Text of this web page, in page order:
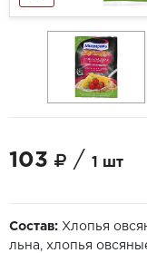
103 / 1 шт
Состав: Хлопья
льна, хлопья